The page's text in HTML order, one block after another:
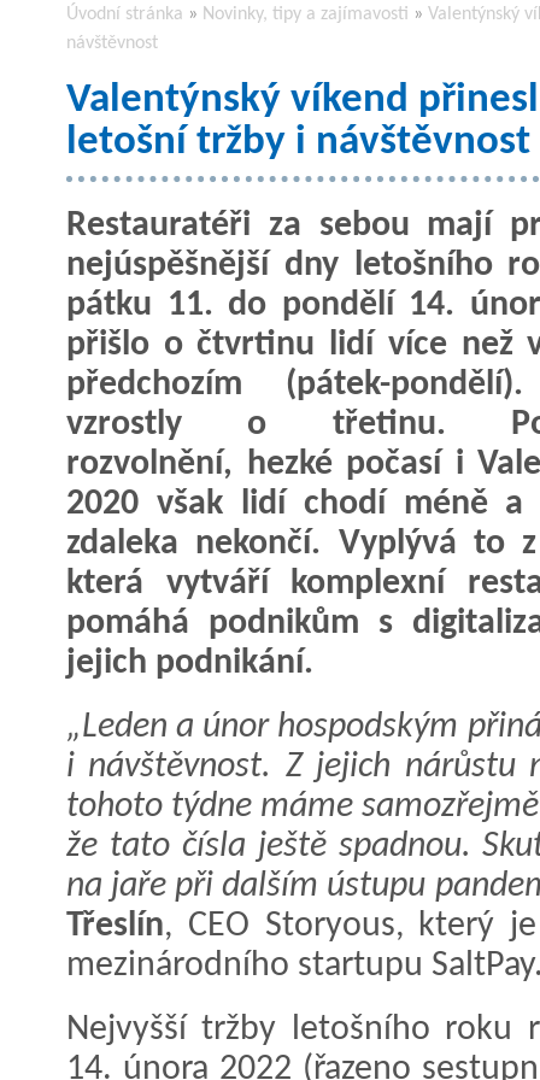
Úvodní stránka » Novinky, tipy a zajímavosti » Valentýnský
návštěvnost
Valentýnský víkend
letošní tržby i návštěvnost
Restauratéři za sebou mají
nejúspěšnější dny letošního
pátku 11. do pondělí 14.
přišlo o čtvrtinu lidí více než
předchozím (pátek-
vzrostly o třetinu.
rozvolnění, hezké počasí i
2020 však lidí chodí méně
zdaleka nekončí. Vyplývá to
která vytváří komplexní
pomáhá podnikům s
jejich podnikání.
„Leden a únor hospodským
i návštěvnost. Z jejich nárůstu
tohoto týdne máme
že tato čísla ještě spadnou.
na jaře při dalším ústupu
Třeslín, CEO Storyous, který
mezinárodního startupu
Nejvyšší tržby letošního roku
14. února 2022 (řazeno